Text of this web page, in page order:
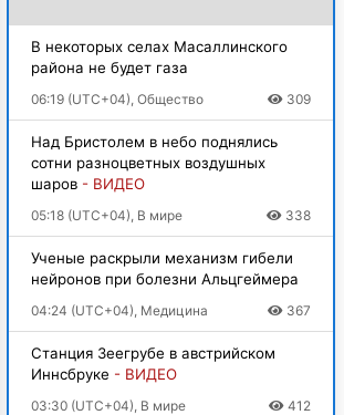
В некоторых селах Масаллинского
района не будет газа
06:19 (UTC+04), Общество 309
Над Бристолем в небо поднялись
сотни разноцветных воздушных
шаров - ВИДЕО
05:18 (UTC+04), В мире 338
Ученые раскрыли механизм гибели
нейронов при болезни Альцгеймера
04:24 (UTC+04), Медицина 367
Станция Зеегрубе в австрийском
Иннсбруке - ВИДЕО
03:30 (UTC+04), В мире 412